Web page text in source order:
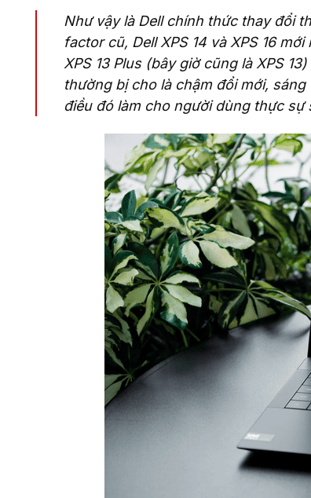
Như vậy là Dell chính thức thay đổi
factor cũ, Dell XPS 14 và XPS 16
XPS 13 Plus (bây giờ cũng là XPS
thường bị cho là chậm đổi mới,
điều đó làm cho người dùng thực sự